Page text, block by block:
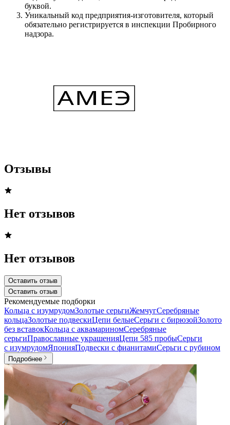
буквой.
Уникальный код предприятия-изготовителя, который
обязательно регистрируется в инспекции Пробирного
надзора.
Отзывы
Нет отзывов
Нет отзывов
Оставить отзыв
Оставить отзыв
Рекомендуемые подборки
Кольца с изумрудомЗолотые серьгиЖемчугСеребряные
кольцаЗолотые подвескиЦепи белыеСерьги с бирюзойЗолото
без вставокКольца с аквамариномСеребряные
серьгиПравославные украшенияЦепи 585 пробыСерьги
с изумрудомЯпонияПодвески с фианитамиСерьги с рубином
Подробнее